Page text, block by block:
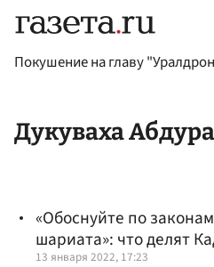
Покушение на главу
Дукуваха
«Обоснуйте по
шариата»: что делят
13 января 2022, 17:23